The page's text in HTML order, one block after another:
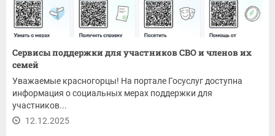
Сервисы поддержки для участников СВО и членов их
семей
Уважаемые красногорцы! На портале Госуслуг доступна
информация о социальных мерах поддержки для
участников...
12.12.2025